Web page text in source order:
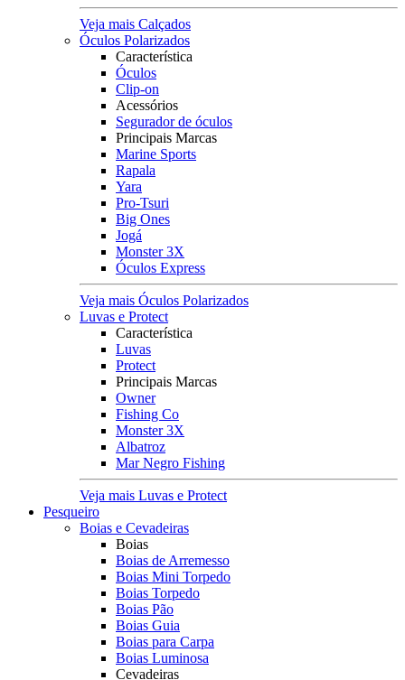
Veja mais Calçados
Óculos Polarizados
Característica
Óculos
Clip-on
Acessórios
Segurador de óculos
Principais Marcas
Marine Sports
Rapala
Yara
Pro-Tsuri
Big Ones
Jogá
Monster 3X
Óculos Express
Veja mais Óculos Polarizados
Luvas e Protect
Característica
Luvas
Protect
Principais Marcas
Owner
Fishing Co
Monster 3X
Albatroz
Mar Negro Fishing
Veja mais Luvas e Protect
Pesqueiro
Boias e Cevadeiras
Boias
Boias de Arremesso
Boias Mini Torpedo
Boias Torpedo
Boias Pão
Boias Guia
Boias para Carpa
Boias Luminosa
Cevadeiras